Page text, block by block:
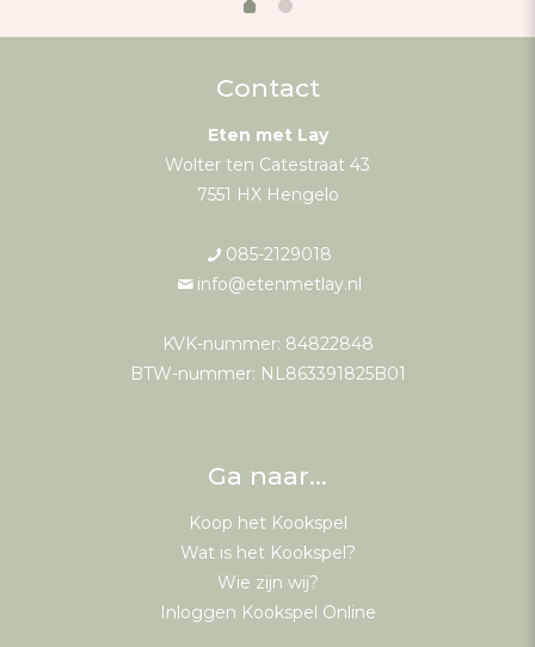
Contact
Eten met Lay
Wolter ten Catestraat 43
7551 HX Hengelo
085-2129018
info@etenmetlay.nl
KVK-nummer: 84822848
BTW-nummer: NL863391825B01
Ga naar…
Koop het Kookspel
Wat is het Kookspel?
Wie zijn wij?
Inloggen Kookspel Online